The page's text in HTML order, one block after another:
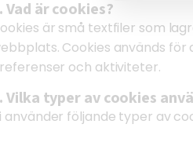
Vad är cookies?
är små textfiler som
Cookies används
och aktiviteter.
Vilka typer av cookies
använder följande typer av